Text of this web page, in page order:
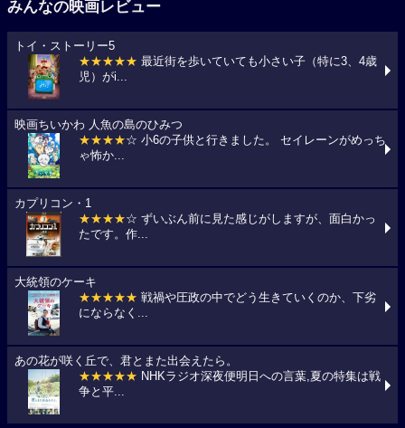
みんなの映画レビュー
トイ・ストーリー5
★★★★★ 最近街を歩いていても小さい子（特に3、4歳
児）がi...
映画ちいかわ 人魚の島のひみつ
★★★★☆ 小6の子供と行きました。 セイレーンがめっち
ゃ怖か...
カプリコン・1
★★★★☆ ずいぶん前に見た感じがしますが、面白かっ
たです。作...
大統領のケーキ
★★★★★ 戦禍や圧政の中でどう生きていくのか、下劣
にならなく...
あの花が咲く丘で、君とまた出会えたら。
★★★★★ NHKラジオ深夜便明日への言葉,夏の特集は戦
争と平...